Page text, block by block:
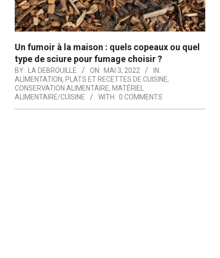
Un fumoir à la maison : quels copeaux ou quel
type de sciure pour fumage choisir ?
BY: LA DEBROUILLE ON: MAI 3, 2022
IN:
ALIMENTATION, PLATS ET RECETTES DE CUISINE,
CONSERVATION ALIMENTAIRE, MATÉRIEL
ALIMENTAIRE/CUISINE
WITH: 0 COMMENTS